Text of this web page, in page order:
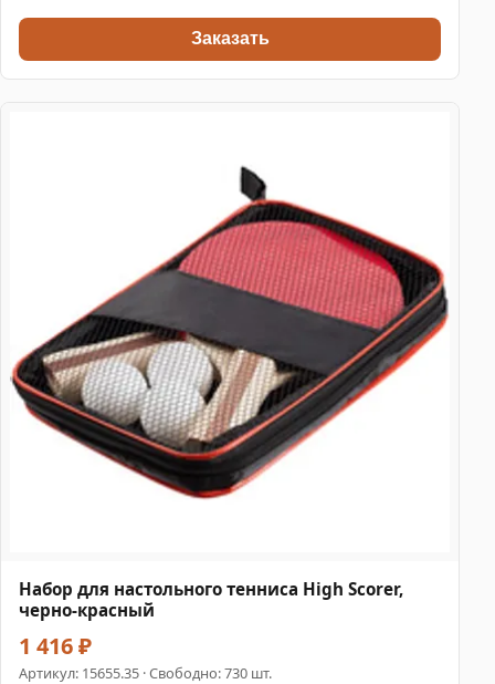
Заказать
Набор для настольного тенниса High Scorer,
черно-красный
1 416 ₽
Артикул: 15655.35 · Свободно: 730 шт.